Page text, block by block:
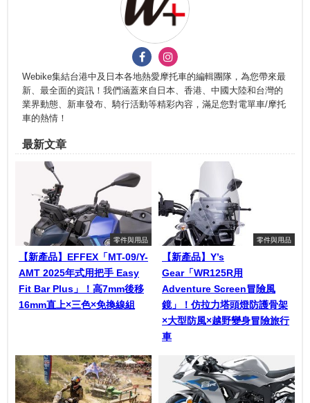
Webike集結台港中及日本各地熱愛摩托車的編輯團隊，為您帶來最
新、最全面的資訊！我們涵蓋來自日本、香港、中國大陸和台灣的
業界動態、新車發布、騎行活動等精彩內容，滿足您對電單車/摩托
車的熱情！
最新文章
零件與用品
【新產品】EFFEX「MT-09/Y-
AMT 2025年式用把手 Easy
Fit Bar Plus」！高7mm後移
16mm直上×三色×免換線組
零件與用品
【新產品】Y’s
Gear「WR125R用
Adventure Screen冒險風
鏡」！仿拉力塔頭燈防護骨架
×大型防風×越野變身冒險旅行
車